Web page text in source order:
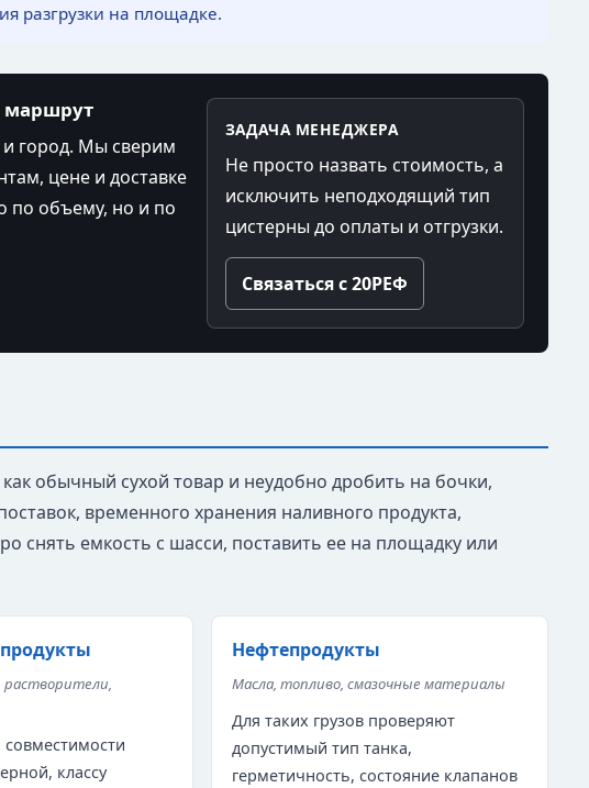
разгрузки на площадке.
маршрут
и город. Мы сверим
цене и доставке
по объему, но и по
ЗАДАЧА МЕНЕДЖЕРА
Не просто назвать стоимость, а
исключить неподходящий тип
цистерны до оплаты и отгрузки.
Связаться с 20РЕФ
обычный сухой товар и неудобно дробить на бочки,
временного хранения наливного продукта,
снять емкость с шасси, поставить ее на площадку или
классу
Нефтепродукты
Масла, топливо, смазочные материалы
Для таких грузов проверяют
допустимый тип танка,
герметичность, состояние клапанов